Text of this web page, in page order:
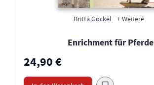
Britta Gockel + Weitere
Enrichment für Pferde
24,90 €